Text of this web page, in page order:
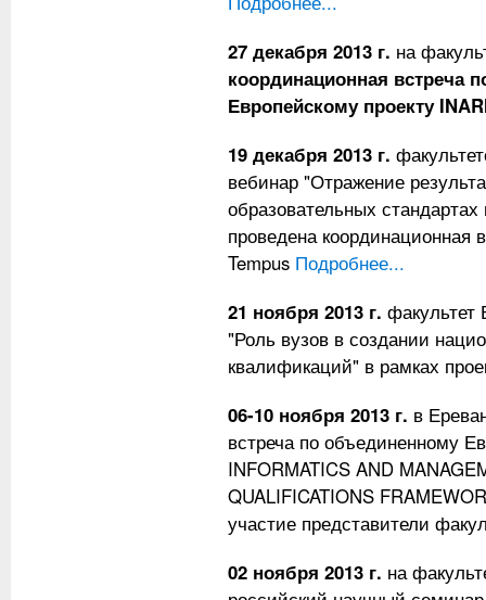
27 декабря 2013 г. на
координационная встреча
Европейскому проекту
19 декабря 2013 г.
вебинар "Отражение
образовательных
проведена координационная
Tempus Подробнее...
21 ноября 2013 г. факультет
"Роль вузов в создании
квалификаций" в рамках
06-10 ноября 2013 г. в
встреча по объединенному
INFORMATICS AND
QUALIFICATIONS
участие представители
02 ноября 2013 г. на